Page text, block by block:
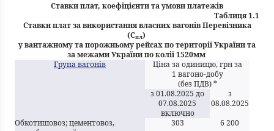
Ставки плат, коефіцієнти та умови платежів
Таблиця 1.1
Ставки плат за використання власних вагонів Перевізника
(Спл)
у вантажному та порожньому рейсах по території України та
за межами України по колії 1520мм
Група вагонів
Ціна за одиницю, грн за
1 вагоно-добу
(без ПДВ) *
з 01.08.2025 до
07.08.2025
включно
з
08.08.2025
Обкотишовоз; цементовоз,
303 6 200